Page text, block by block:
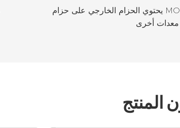
يحتوي الحزام الخارجي على حزام MOLLE مقطوع بالليزر لربط
معدات أخرى
المنتج